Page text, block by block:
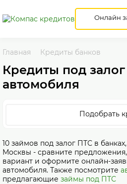
Онлайн
Главная Кредиты банков
Кредиты под
автомобиля
Подобрать
10 займов под залог ПТС в
Москвы - сравните
вариант и оформите онлайн-
автомобиля. Также посмотрите
предлагающие займы под ПТС